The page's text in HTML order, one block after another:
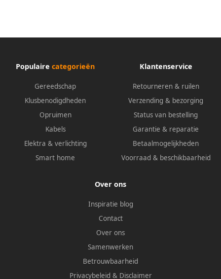
Populaire categorieën
Gereedschap
Klusbenodigdheden
Opruimen
Kabels
Elektra & verlichting
Smart home
Klantenservice
Retourneren & ruilen
Verzending & bezorging
Status van bestelling
Garantie & reparatie
Betaalmogelijkheden
Voorraad & beschikbaarheid
Over ons
Inspiratie blog
Contact
Over ons
Samenwerken
Betrouwbaarheid
Privacybeleid & Disclaimer